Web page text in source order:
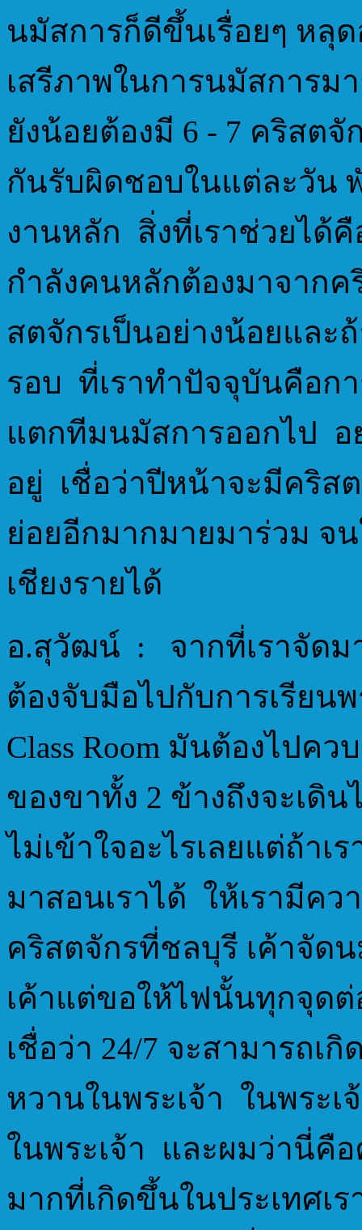
นมัสการก็ดีขึ้นเรื่อยๆ ห
เสรีภาพในการนมัสการ
ยังน้อยต้องมี 6 - 7 คริสต
กันรับผิดชอบในแต่ละวัน
งานหลัก สิ่งที่เราช่วยไ
กำลังคนหลักต้องมาจาก
สตจักรเป็นอย่างน้อยและ
รอบ ที่เราทำปัจจุบันคือก
แตกทีมนมัสการออกไป อ
อยู่ เชื่อว่าปีหน้าจะมีคริส
ย่อยอีกมากมายมาร่วม จ
เชียงรายได้
อ.สุวัฒน์ : จากที่เราจัดม
ต้องจับมือไปกับการเรียน
Class Room มันต้องไปค
ของขาทั้ง 2 ข้างถึงจะเดิ
ไม่เข้าใจอะไรเลยแต่ถ้า
มาสอนเราได้ ให้เรามีคว
คริสตจักรที่ชลบุรี เค้าจัด
เค้าแต่ขอให้ไฟนั้นทุกจุด
เชื่อว่า 24/7 จะสามารถเ
หวานในพระเจ้า ในพระเ
ในพระเจ้า และผมว่านี่คื
มากที่เกิดขึ้นในประเทศ